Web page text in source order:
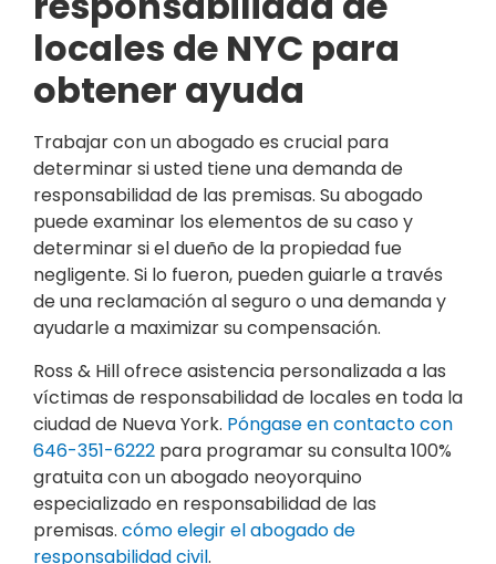
locales de NYC para
obtener ayuda
Trabajar con un abogado es crucial para
determinar si usted tiene una demanda de
responsabilidad de las premisas. Su abogado
puede examinar los elementos de su caso y
determinar si el dueño de la propiedad fue
negligente. Si lo fueron, pueden guiarle a través
de una reclamación al seguro o una demanda y
ayudarle a maximizar su compensación.
Ross & Hill ofrece asistencia personalizada a las
víctimas de responsabilidad de locales en toda la
ciudad de Nueva York. Póngase en contacto con
646-351-6222 para programar su consulta 100%
gratuita con un abogado neoyorquino
especializado en responsabilidad de las
premisas. cómo elegir el abogado de
responsabilidad civil.